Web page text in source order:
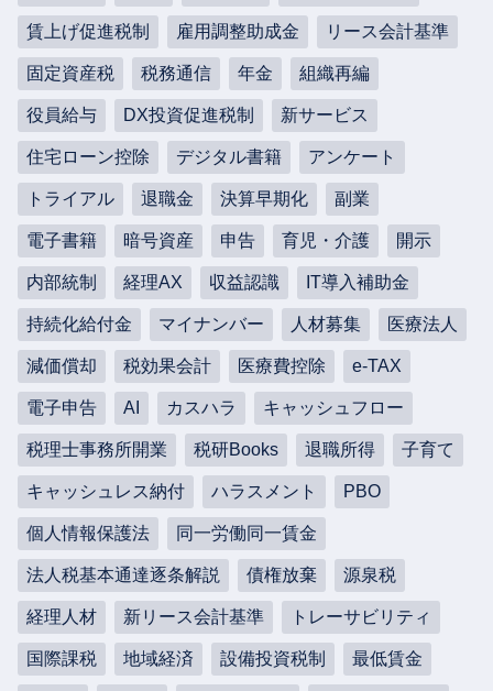
賃上げ促進税制 雇用調整助成金 リース会計基準
固定資産税 税務通信 年金 組織再編
役員給与 DX投資促進税制 新サービス
住宅ローン控除 デジタル書籍 アンケート
トライアル 退職金 決算早期化 副業
電子書籍 暗号資産 申告 育児・介護 開示
内部統制 経理AX 収益認識 IT導入補助金
持続化給付金 マイナンバー 人材募集 医療法人
減価償却 税効果会計 医療費控除 e-TAX
電子申告 AI カスハラ キャッシュフロー
税理士事務所開業 税研Books 退職所得 子育て
キャッシュレス納付 ハラスメント PBO
個人情報保護法 同一労働同一賃金
法人税基本通達逐条解説 債権放棄 源泉税
経理人材 新リース会計基準 トレーサビリティ
国際課税 地域経済 設備投資税制 最低賃金